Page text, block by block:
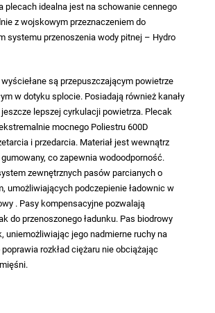
plecach idealna jest na schowanie cennego
z wojskowym przeznaczeniem do
systemu przenoszenia wody pitnej – Hydro
są przepuszczającym powietrze
w dotyku splocie. Posiadają również kanały
lepszej cyrkulacji powietrza. Plecak
mocnego Poliestru 600D
i przedarcia. Materiał jest wewnątrz
co zapewnia wodoodporność.
zewnętrznych pasów parcianych o
umożliwiających podczepienie ładownic w
. Pasy kompensacyjne pozwalają
do przenoszonego ładunku. Pas biodrowy
uniemożliwiając jego nadmierne ruchy na
rozkład ciężaru nie obciążając